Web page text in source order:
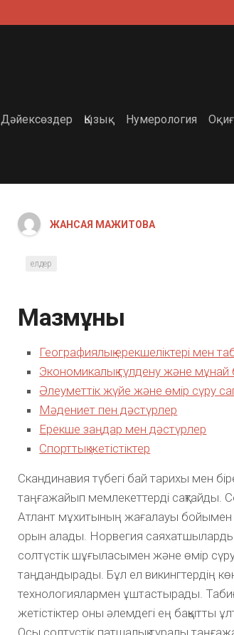
Дәйексөздер Қызық Нумерология
ЖАНСАЯ МАЖИТОВА
елдер
Мазмұны
Географиялық ерекшеліктері мен
Экономикалық гүлдену және
Әлеуметтік жүйе және өмір сүру
Мәдениет пен дәстүрлер
Ерекше заңдар мен дәстүрлер
Спорттық жетістіктер
Скандинавия түбегі бай тарихы мен
таңғажайып мемлекеттерді сақтайды.
Атлант мұхитының жағалауы бойымен
орын алады. Норвегия
солтүстік шұғыласымен және өмір
таңдандырады. Бұл ел викингтердің
технологиялармен ұштастырады.
жетістіктер оны әлемдегі ең бақытты
Осы солтүстік патшалық туралы